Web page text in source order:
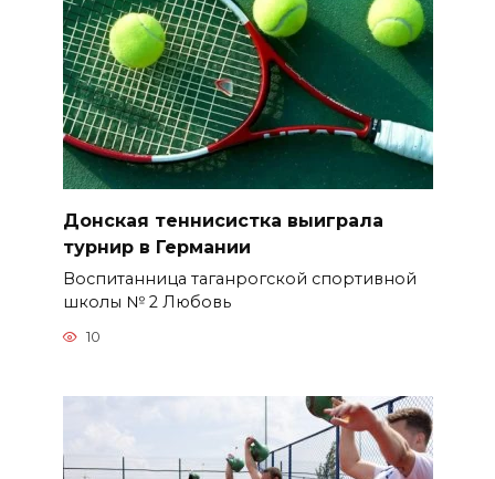
Донская теннисистка выиграла
турнир в Германии
Воспитанница таганрогской спортивной
школы № 2 Любовь
10